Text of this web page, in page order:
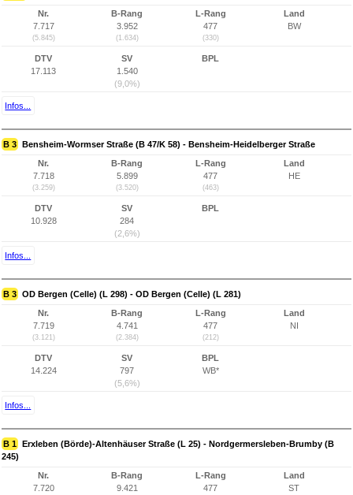
Nr.
7.717
(5.845)
B-Rang
3.952
(1.634)
L-Rang
477
(330)
Land
BW
DTV
17.113
SV
1.540
(9,0%)
BPL
Infos...
B 3 Bensheim-Wormser Straße (B 47/K 58) - Bensheim-Heidelberger Straße
Nr.
7.718
(3.259)
B-Rang
5.899
(3.520)
L-Rang
477
(463)
Land
HE
DTV
10.928
SV
284
(2,6%)
BPL
Infos...
B 3 OD Bergen (Celle) (L 298) - OD Bergen (Celle) (L 281)
Nr.
7.719
(3.121)
B-Rang
4.741
(2.384)
L-Rang
477
(212)
Land
NI
DTV
14.224
SV
797
(5,6%)
BPL
WB*
Infos...
B 1 Erxleben (Börde)-Altenhäuser Straße (L 25) - Nordgermersleben-Brumby (B
245)
Nr.
7.720
B-Rang
9.421
L-Rang
477
Land
ST